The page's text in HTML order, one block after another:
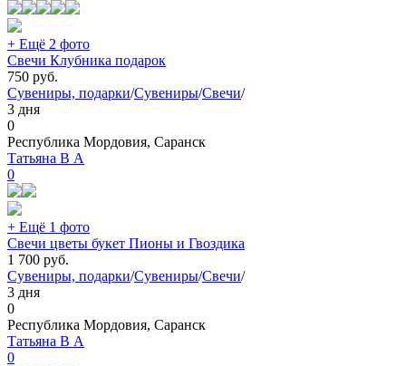
+ Ещё 2 фото
Свечи Клубника подарок
750 руб.
Сувениры, подарки/Сувениры/Свечи/
3 дня
0
Республика Мордовия, Саранск
Татьяна В А
0
+ Ещё 1 фото
Свечи цветы букет Пионы и Гвоздика
1 700 руб.
Сувениры, подарки/Сувениры/Свечи/
3 дня
0
Республика Мордовия, Саранск
Татьяна В А
0